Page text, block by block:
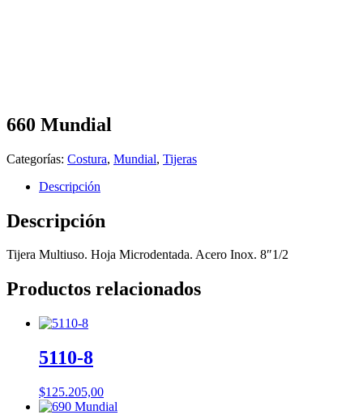
660 Mundial
Categorías: Costura, Mundial, Tijeras
Descripción
Descripción
Tijera Multiuso. Hoja Microdentada. Acero Inox. 8″1/2
Productos relacionados
5110-8
$125.205,00